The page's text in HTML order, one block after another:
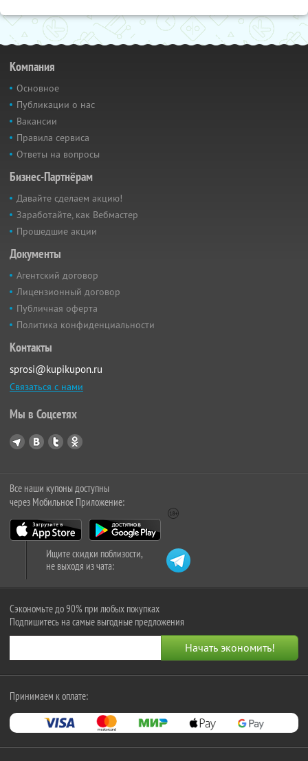
Компания
Основное
Публикации о нас
Вакансии
Правила сервиса
Ответы на вопросы
Бизнес-Партнёрам
Давайте сделаем акцию!
Заработайте, как Вебмастер
Прошедшие акции
Документы
Агентский договор
Лицензионный договор
Публичная оферта
Политика конфиденциальности
Контакты
sprosi@kupikupon.ru
Связаться с нами
Мы в Соцсетях
Все наши купоны доступны
через Мобильное Приложение:
Ищите скидки поблизости,
не выходя из чата:
Сэкономьте до 90% при любых покупках
Подпишитесь на самые выгодные предложения
Принимаем к оплате: